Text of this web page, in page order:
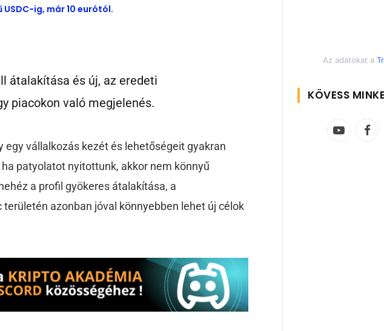
ig, már 10 eurótól.
átalakítása és új, az eredeti
piacokon való megjelenés.
egy vállalkozás kezét és lehetőségeit gyakran
patyolatot nyitottunk, akkor nem könnyű
a profil gyökeres átalakítása, a
azonban jóval könnyebben lehet új célok
Az adatokat a
KÖVESS
YouTube